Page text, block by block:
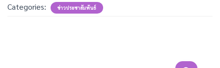
Categories: ข่าวประชาสัมพันธ์